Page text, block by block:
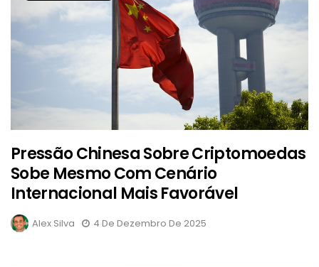
Pressão Chinesa Sobre Criptomoedas
Sobe Mesmo Com Cenário
Internacional Mais Favorável
Alex Silva 4 De Dezembro De 2025